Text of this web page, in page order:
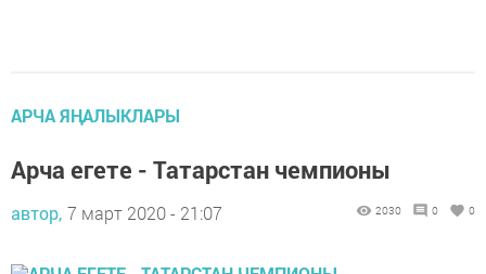
АРЧА ЯҢАЛЫКЛАРЫ
Арча егете - Татарстан чемпионы
автор, 7 март 2020 - 21:07 2030 0 0